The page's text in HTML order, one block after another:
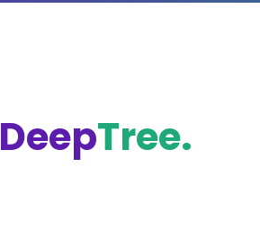
DeepTree.